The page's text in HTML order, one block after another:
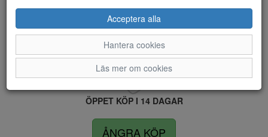
LEVERANS INOM 4 DAGAR INOM SVERIGE
FRI FRAKT VID KÖP ÖVER 1.500 KR
ÖPPET KÖP I 14 DAGAR
ÅNGRA KÖP
Acceptera alla
Hantera cookies
Läs mer om cookies